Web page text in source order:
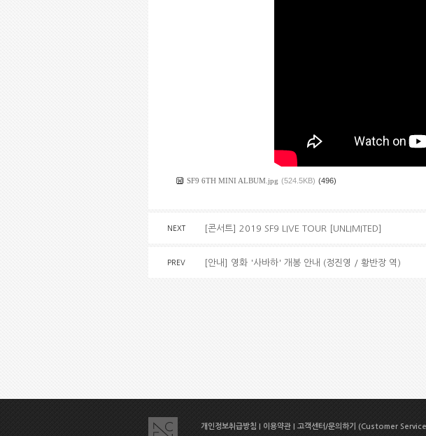
SF9 6TH MINI ALBUM.jpg (524.5KB) (496)
NEXT [콘서트] 2019 SF9 LIVE TOUR [UNLIMITED]
PREV [안내] 영화 '사바하' 개봉 안내 (정진영 / 황반장 역)
개인정보취급방침 이용약관 고객센터/문의하기 (Customer